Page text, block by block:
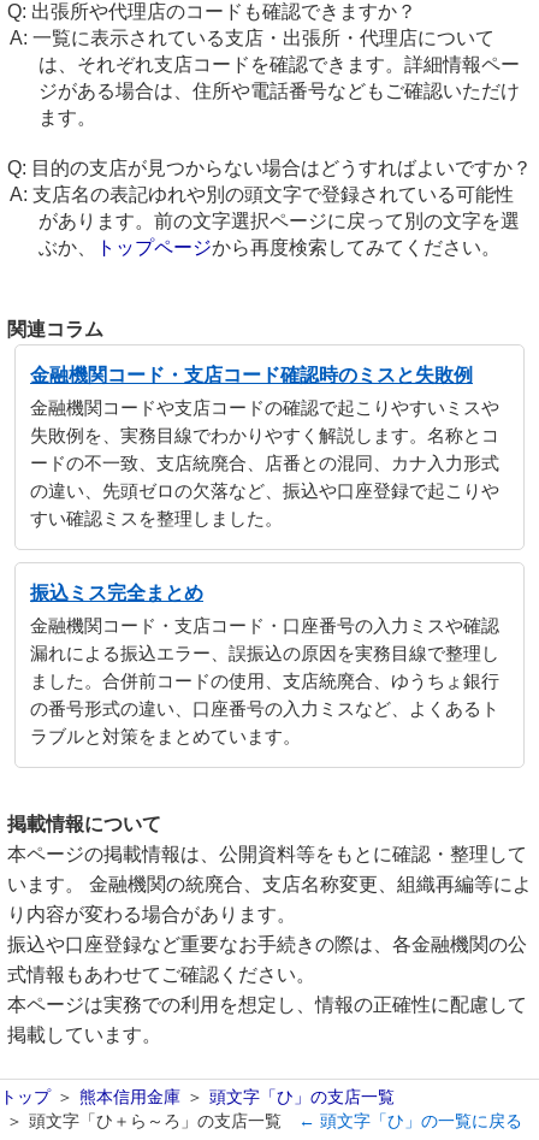
出張所や代理店のコードも確認できますか？
一覧に表示されている支店・出張所・代理店について
は、それぞれ支店コードを確認できます。詳細情報ペー
ジがある場合は、住所や電話番号などもご確認いただけ
ます。
目的の支店が見つからない場合はどうすればよいですか？
支店名の表記ゆれや別の頭文字で登録されている可能性
があります。前の文字選択ページに戻って別の文字を選
ぶか、
トップページから再度検索してみてください。
関連コラム
金融機関コード・支店コード確認時のミスと失敗例
金融機関コードや支店コードの確認で起こりやすいミスや
失敗例を、実務目線でわかりやすく解説します。名称とコ
ードの不一致、支店統廃合、店番との混同、カナ入力形式
の違い、先頭ゼロの欠落など、振込や口座登録で起こりや
すい確認ミスを整理しました。
振込ミス完全まとめ
金融機関コード・支店コード・口座番号の入力ミスや確認
漏れによる振込エラー、誤振込の原因を実務目線で整理し
ました。合併前コードの使用、支店統廃合、ゆうちょ銀行
の番号形式の違い、口座番号の入力ミスなど、よくあるト
ラブルと対策をまとめています。
掲載情報について
本ページの掲載情報は、公開資料等をもとに確認・整理して
います。 金融機関の統廃合、支店名称変更、組織再編等によ
り内容が変わる場合があります。
振込や口座登録など重要なお手続きの際は、各金融機関の公
式情報もあわせてご確認ください。
本ページは実務での利用を想定し、情報の正確性に配慮して
掲載しています。
トップ 熊本信用金庫
頭文字「ひ」の支店一覧
頭文字「ひ＋ら～ろ」の支店一覧
← 頭文字「ひ」の一覧に戻る